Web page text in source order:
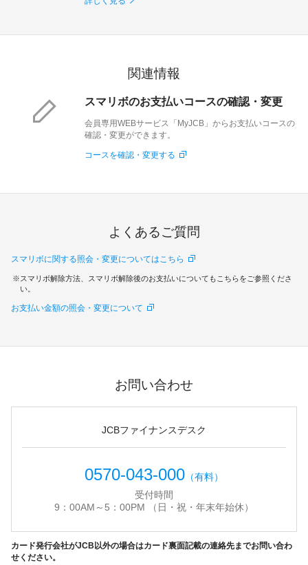
関連情報
スマリボのお支払いコースの確認・変更
会員専用WEBサービス「MyJCB」からお支払いコースの
確認・変更ができます。
コースを確認・変更する
よくあるご質問
スマリボに関する照会・変更についてはこちら
スマリボ解除方法、スマリボ解除後のお支払いについてもこちらをご参照くださ
い。
お支払い金額の照会・変更について
お問い合わせ
JCBファイナンスデスク
0570-043-000 （有料）
受付時間
9：00AM～5：00PM （日・祝・年末年始休）
カード発行会社がJCB以外の場合はカード裏面記載の連絡先までお問い合わ
せください。